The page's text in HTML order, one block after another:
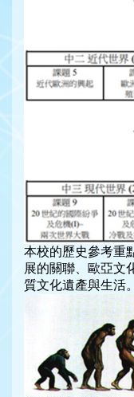
本校的歷史參考重
展的關聯、歐亞文
質文化遺產與生活。